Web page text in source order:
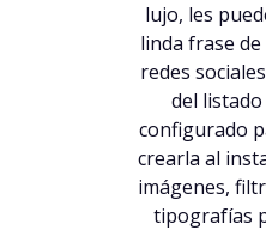
lujo, les
linda frase
redes
del
configurado
crearla al
imágenes,
tipografías